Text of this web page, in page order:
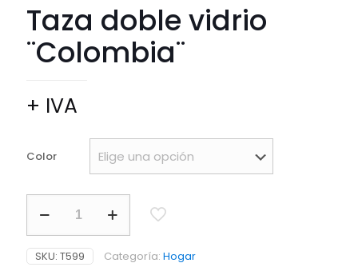
Taza doble vidrio
¨Colombia¨
+ IVA
Color
doble
vidrio
¨Colombia¨
cantidad
SKU: T599 Categoría: Hogar